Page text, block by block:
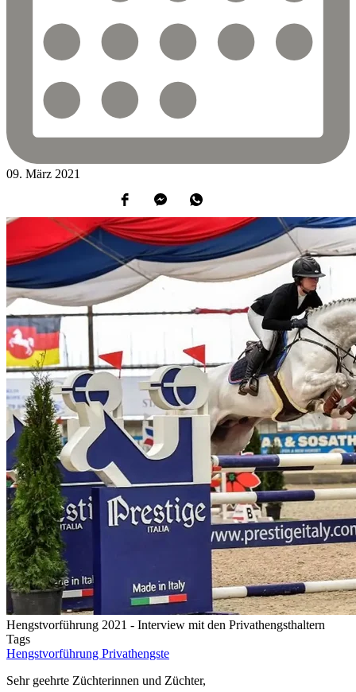
09. März 2021
Hengstvorführung 2021 - Interview mit den Privathengsthaltern
Tags
Hengstvorführung Privathengste
Sehr geehrte Züchterinnen und Züchter,